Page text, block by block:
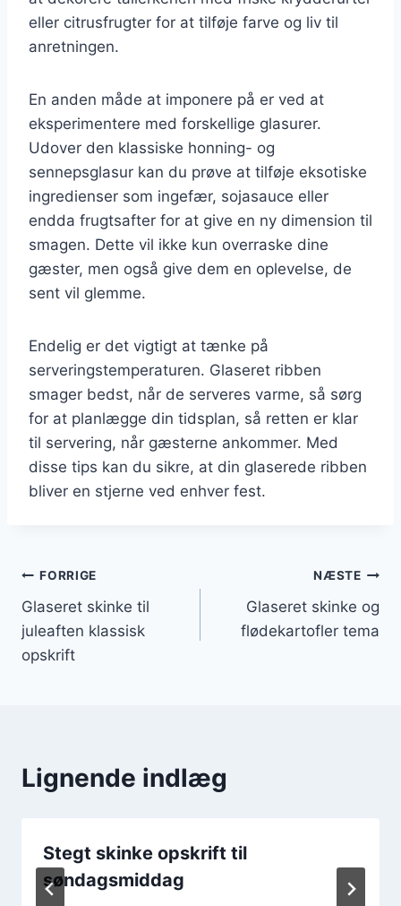
eller citrusfrugter for at tilføje farve og liv til
anretningen.
En anden måde at imponere på er ved at
eksperimentere med forskellige glasurer.
Udover den klassiske honning- og
sennepsglasur kan du prøve at tilføje eksotiske
ingredienser som ingefær, sojasauce eller
endda frugtsafter for at give en ny dimension til
smagen. Dette vil ikke kun overraske dine
gæster, men også give dem en oplevelse, de
sent vil glemme.
Endelig er det vigtigt at tænke på
serveringstemperaturen. Glaseret ribben
smager bedst, når de serveres varme, så sørg
for at planlægge din tidsplan, så retten er klar
til servering, når gæsterne ankommer. Med
disse tips kan du sikre, at din glaserede ribben
bliver en stjerne ved enhver fest.
Indlægsnavigation
FORRIGE
Glaseret skinke til
juleaften klassisk
opskrift
NÆSTE
Glaseret skinke og
flødekartofler tema
Lignende indlæg
Stegt skinke opskrift til
søndagsmiddag